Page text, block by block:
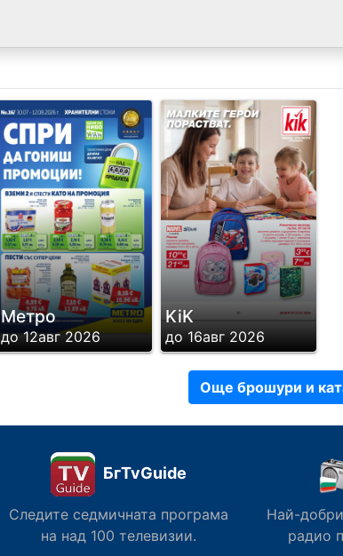
Метро
до 12авг 2026
KiK
до 16авг 2026
Още брошури и
БгTvGuide
Следите седмичната програма
на над 100 телевизии.
Най-
радио